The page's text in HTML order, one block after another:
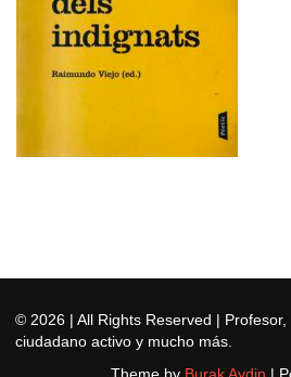
© 2026 | All Rights Reserved |
ciudadano activo y mucho más.